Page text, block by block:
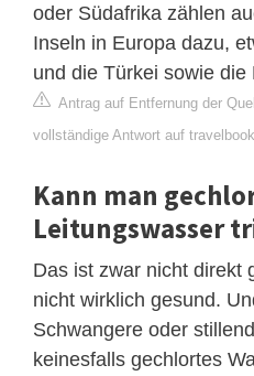
oder Südafrika zählen
Inseln in Europa dazu,
und die Türkei sowie
Antrag auf Entfernung der
vollständige Antwort auf
Kann man
Leitungswasser
Das ist zwar nicht direkt
nicht wirklich gesund.
Schwangere oder
keinesfalls gechlortes